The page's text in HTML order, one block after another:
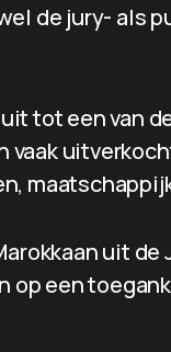
de jury- als
tot een van
vaak
uit
op een